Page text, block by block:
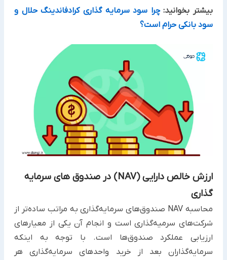
بیشتر بخوانید:چرا سود سرمایه گذاری کرادفاندینگ حلال و
سود بانکی حرام است؟
ارزش خالص دارایی (NAV‌) در صندوق های سرمایه
گذاری
محاسبه NAV صندوق‌های سرمایه‌گذاری به مراتب ساده‌تر از
شرکت‌های سرمیه‌گذاری است و انجام آن یکی از معیارهای
ارزیابی عملکرد صندوق‌ها است. با توجه به اینکه
سرمایه‌گذاران بعد از خرید واحدهای سرمایه‌گذاری هر